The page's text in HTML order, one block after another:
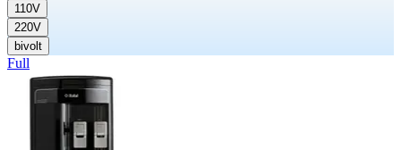
110V
220V
bivolt
Full